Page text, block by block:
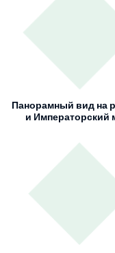
Панорамный вид на
и Императорский